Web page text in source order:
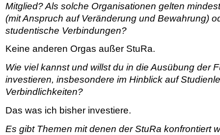
Mitglied? Als solche Organisationen gelten
(mit Anspruch auf Veränderung und Bewahrung)
studentische Verbindungen?
Keine anderen Orgas außer StuRa.
Wie viel kannst und willst du in die Ausübung der
investieren, insbesondere im Hinblick auf
Verbindlichkeiten?
Das was ich bisher investiere.
Es gibt Themen mit denen der StuRa konfrontiert